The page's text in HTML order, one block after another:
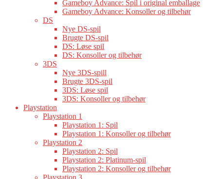
Gameboy Advance: Spil i original emballage
Gameboy Advance: Konsoller og tilbehør
DS
Nye DS-spil
Brugte DS-spil
DS: Løse spil
DS: Konsoller og tilbehør
3DS
Nye 3DS-spill
Brugte 3DS-spil
3DS: Løse spil
3DS: Konsoller og tilbehør
Playstation
Playstation 1
Playstation 1: Spil
Playstation 1: Konsoller og tilbehør
Playstation 2
Playstation 2: Spil
Playstation 2: Platinum-spil
Playstation 2: Konsoller og tilbehør